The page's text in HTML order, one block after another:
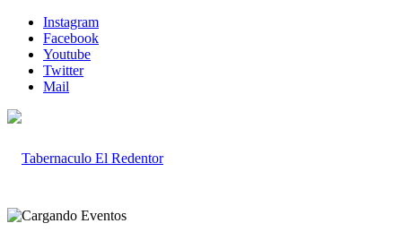
Instagram
Facebook
Youtube
Twitter
Mail